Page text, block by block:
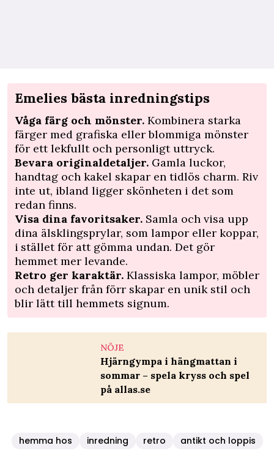
Emelies bästa inredningstips
Våga färg och mönster. Kombinera starka
färger med grafiska eller blommiga mönster
för ett lekfullt och personligt uttryck.
Bevara originaldetaljer. Gamla luckor,
handtag och kakel skapar en tidlös charm. Riv
inte ut, ibland ­ligger skönheten i det som
redan finns.
Visa dina favoritsaker. Samla och visa upp
dina älsklingsprylar, som lampor eller koppar,
i stället för att gömma undan. Det gör
hemmet mer levande.
Retro ger karaktär. Klassiska lampor, möbler
och ­detaljer från förr skapar en unik stil och
blir lätt till ­hemmets signum.
NÖJE
Hjärngympa i hängmattan i
sommar – spela kryss och spel
på allas.se
hemma hos inredning retro antikt och loppis